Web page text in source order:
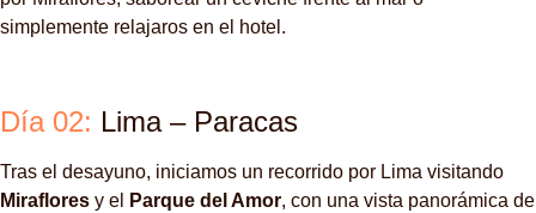
simplemente relajaros en el hotel.
Día 02: Lima – Paracas
Tras el desayuno, iniciamos un recorrido por Lima visitando
Miraflores y el Parque del Amor, con una vista panorámica de